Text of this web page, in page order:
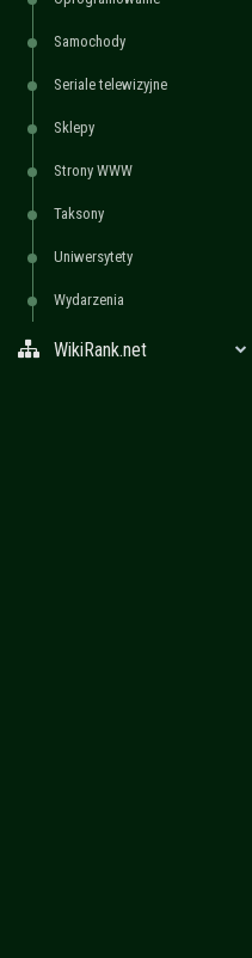
Samochody
Seriale telewizyjne
Sklepy
Strony WWW
Taksony
Uniwersytety
Wydarzenia
WikiRank.net